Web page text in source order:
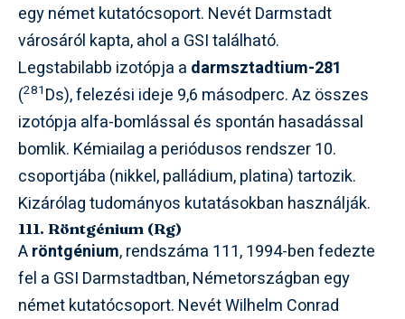
egy német kutatócsoport. Nevét Darmstadt
városáról kapta, ahol a GSI található.
Legstabilabb izotópja a darmsztadtium-281
(281 Ds), felezési ideje 9,6 másodperc. Az összes
izotópja alfa-bomlással és spontán hasadással
bomlik. Kémiailag a periódusos rendszer 10.
csoportjába (nikkel, palládium, platina) tartozik.
Kizárólag tudományos kutatásokban használják.
111. Röntgénium (Rg)
Aröntgénium, rendszáma 111, 1994-ben fedezte
fel a GSI Darmstadtban, Németországban egy
német kutatócsoport. Nevét Wilhelm Conrad